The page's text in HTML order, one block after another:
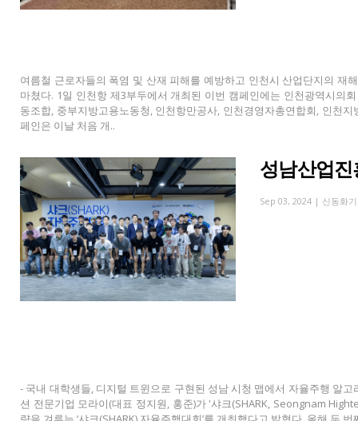
여름철 근로자들의 폭염 및 산재 피해를 예방하고 인천시 산업단지의 재
마쳤다. 1일 인천항 제3부두에서 개최된 이번 캠페인에는 인천광역시의
동조합, 중부지방고용노동청, 인천항만공사, 인천경영자총연합회, 인천
페인은 이날 처음 개..
성남산업
Sep 03, 2024 | 신동화
- 국내 대학생들, 디지털 트윈으로 구현된 성남 시청 맵에서 자율주행 알
션 전문기업 모라이(대표 정지원, 홍준)가 '샤크(SHARK, Seongnam